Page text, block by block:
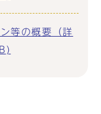
等の概要（詳